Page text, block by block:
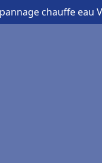
chauffe eau